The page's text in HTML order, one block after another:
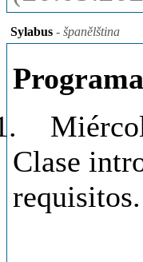
Sylabus - španělština
Clase
requisitos.